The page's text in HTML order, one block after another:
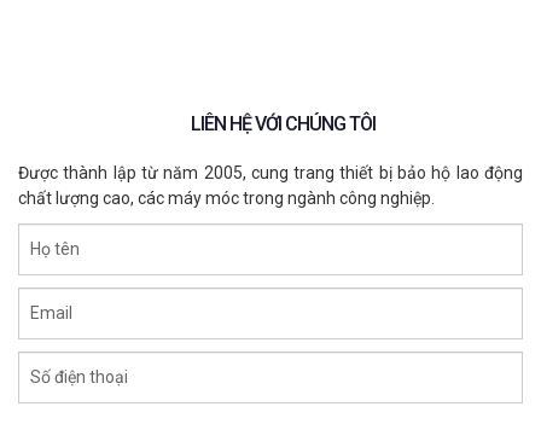
LIÊN HỆ VỚI CHÚNG TÔI
Được thành lập từ năm 2005, cung trang thiết bị bảo hộ lao động
chất lượng cao, các máy móc trong ngành công nghiệp.
Họ tên
Email
Số điện thoại